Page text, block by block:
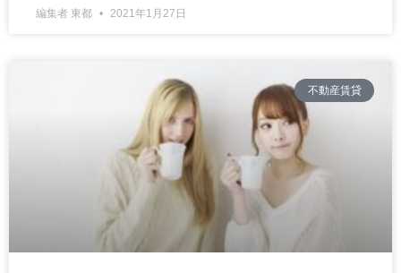
編集者 東都 2021年1月27日
不動産賃貸